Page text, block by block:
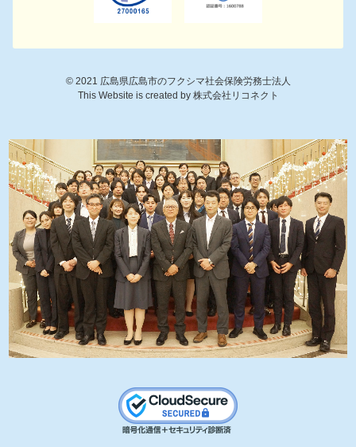
© 2021 広島県広島市のフクシマ社会保険労務士法人
This Website is created by 株式会社リコネクト